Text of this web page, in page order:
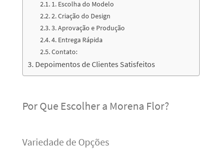
1. Escolha do Modelo
2. Criação do Design
3. Aprovação e Produção
4. Entrega Rápida
Contato:
Depoimentos de Clientes Satisfeitos
Por Que Escolher a Morena Flor?
Variedade de Opções